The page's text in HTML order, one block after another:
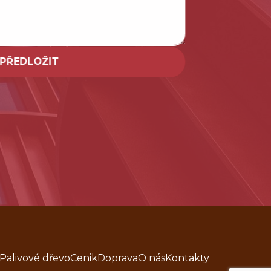
Palivové dřevoCenikDopravaO násKontakty